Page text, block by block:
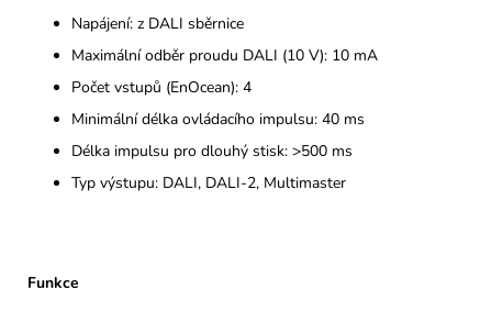
Napájení: z DALI sběrnice
Maximální odběr proudu DALI (10 V): 10 mA
Počet vstupů (EnOcean): 4
Minimální délka ovládacího impulsu: 40 ms
Délka impulsu pro dlouhý stisk: >500 ms
Typ výstupu: DALI, DALI-2, Multimaster
Funkce